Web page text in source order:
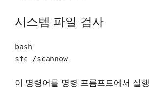
시스템 파일 검사
bash
sfc /scannow
이 명령어를 명령 프롬프트에서 실